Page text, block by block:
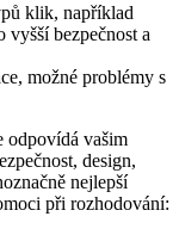
klik,‌ například
bezpečnost a⁢
možné problémy s
odpovídá vašim
design,
nejlepší
při rozhodování: